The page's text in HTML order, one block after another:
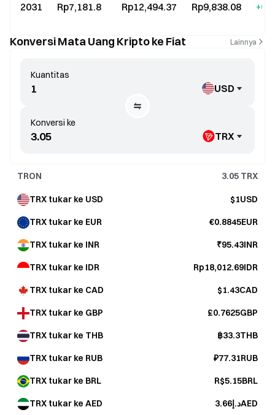
2031 Rp7,181.8 Rp12,494.37 Rp9,838.08
Konversi Mata Uang Kripto ke Fiat Lainnya
Konversi ke
TRX
Kuantitas
USD
TRON 3.05 TRX
TRX tukar ke USD $1USD
TRX tukar ke EUR €0.8845EUR
TRX tukar ke INR ₹95.43INR
TRX tukar ke IDR Rp18,012.69IDR
TRX tukar ke CAD $1.43CAD
TRX tukar ke GBP £0.7625GBP
TRX tukar ke THB ฿33.3THB
TRX tukar ke RUB ₽77.31RUB
TRX tukar ke BRL R$5.15BRL
TRX tukar ke AED د.إ3.66AED